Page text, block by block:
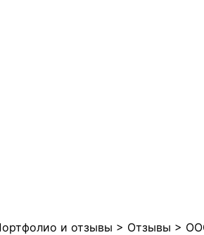
и отзывы > Отзывы >